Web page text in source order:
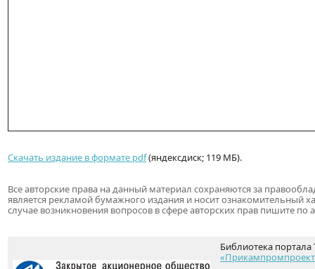
Скачать издание в формате pdf(яндексдиск; 119 МБ).
Все авторские права на данный материал сохраняются за
является рекламой бумажного издания и носит ознакомительный
случае возникновения вопросов в сфере авторских прав пишите по
Библиотека